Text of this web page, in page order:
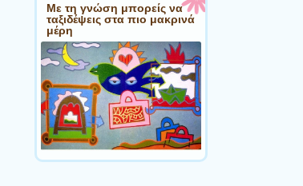
Με τη γνώση μπορείς να
ταξιδέψεις στα πιο μακρινά
μέρη